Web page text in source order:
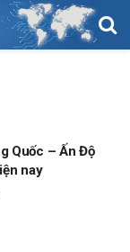
Quốc – Ấn Độ
nay